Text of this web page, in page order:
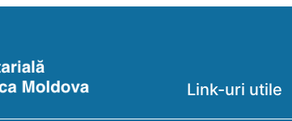
Link-uri utile